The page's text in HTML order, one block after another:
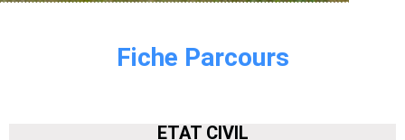
Fiche Parcours
ETAT CIVIL